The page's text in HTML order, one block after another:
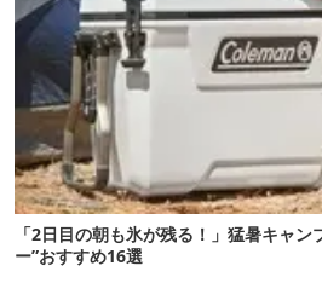
「2日目の朝も氷が残る！」猛暑キャ
ー”おすすめ16選